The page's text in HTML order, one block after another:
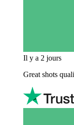
Il y a 2 jours
Great shots